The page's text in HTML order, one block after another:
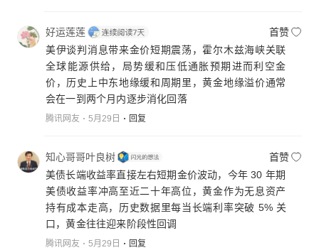
好运莲莲
首赞
美伊谈判消息带来金价短期震荡，霍尔木兹海峡关联
全球能源供给，局势缓和压低通胀预期进而利空金
价，历史上中东地缘缓和周期里，黄金地缘溢价通常
会在一到两个月内逐步消化回落
腾讯网友 5月29日 回复
知心哥哥叶良树
首赞
美债长端收益率直接左右短期金价波动，今年 30 年期
美债收益率冲高至近二十年高位，黄金作为无息资产
持有成本走高，历史数据里每当长端利率突破 5% 关
口，黄金往往迎来阶段性回调
腾讯网友 5月29日 回复